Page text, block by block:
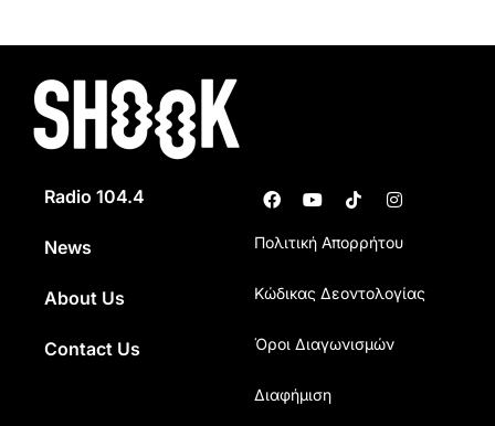
Radio 104.4
News
About Us
Contact Us
Πολιτική Απορρήτου
Κώδικας Δεοντολογίας
Όροι Διαγωνισμών
Διαφήμιση